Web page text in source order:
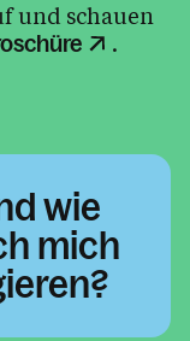
und schauen
.
wie
mich